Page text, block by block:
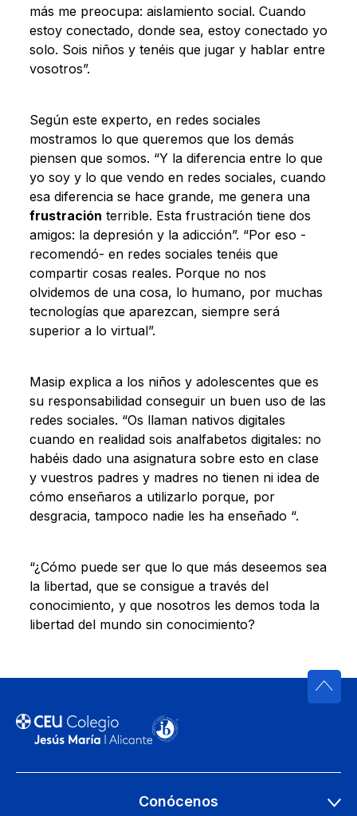
más me preocupa: aislamiento social. Cuando
estoy conectado, donde sea, estoy conectado yo
solo. Sois niños y tenéis que jugar y hablar entre
vosotros”.
Según este experto, en redes sociales
mostramos lo que queremos que los demás
piensen que somos. “Y la diferencia entre lo que
yo soy y lo que vendo en redes sociales, cuando
esa diferencia se hace grande, me genera una
frustración terrible. Esta frustración tiene dos
amigos: la depresión y la adicción”. “Por eso -
recomendó- en redes sociales tenéis que
compartir cosas reales. Porque no nos
olvidemos de una cosa, lo humano, por muchas
tecnologías que aparezcan, siempre será
superior a lo virtual”.
Masip explica a los niños y adolescentes que es
su responsabilidad conseguir un buen uso de las
redes sociales. “Os llaman nativos digitales
cuando en realidad sois analfabetos digitales: no
habéis dado una asignatura sobre esto en clase
y vuestros padres y madres no tienen ni idea de
cómo enseñaros a utilizarlo porque, por
desgracia, tampoco nadie les ha enseñado “.
“¿Cómo puede ser que lo que más deseemos sea
la libertad, que se consigue a través del
conocimiento, y que nosotros les demos toda la
libertad del mundo sin conocimiento?
Conócenos